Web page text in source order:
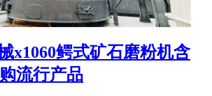
x1060鳄式矿石磨粉机含
流行产品